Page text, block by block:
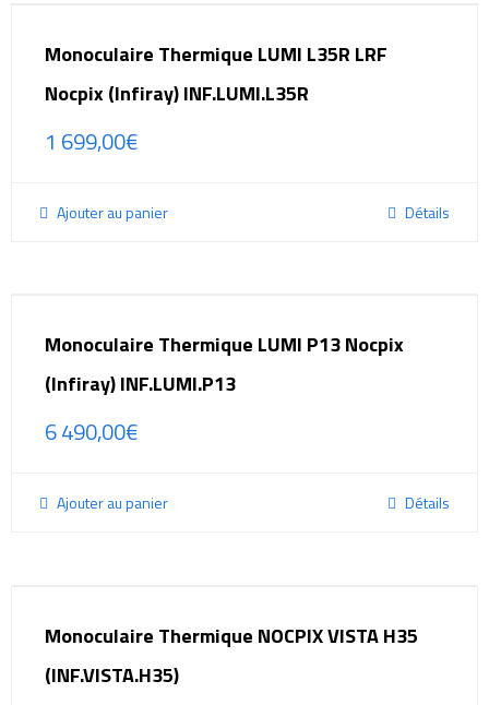
Monoculaire Thermique LUMI L35R LRF
Nocpix (Infiray) INF.LUMI.L35R
1 699,00€
Ajouter au panier Détails
Monoculaire Thermique LUMI P13 Nocpix
(Infiray) INF.LUMI.P13
6 490,00€
Ajouter au panier Détails
Monoculaire Thermique NOCPIX VISTA H35
(INF.VISTA.H35)